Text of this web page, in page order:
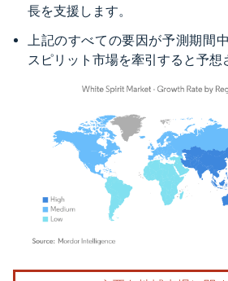
長を支援します。
上記のすべての要因が予測期間
スピリット市場を牽引すると予想
画像 © Mordor Intelligence。再利用にはCC BY